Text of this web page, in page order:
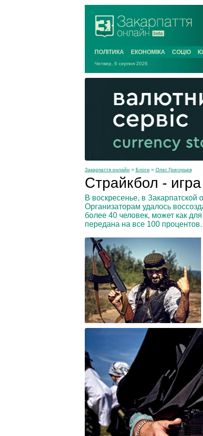
ПОЛІТИКА ЕКОНОМІКА СОЦІО
Четвер, 6 серпня 2026
Закарпаття онлайн » Блоги » Олег Григорьев
Страйкбол -
В воскресенье, в
Организаторам удалось
более 40 человек, может как
передана на все 100 процентов.